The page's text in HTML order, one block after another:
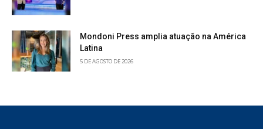
Mondoni Press amplia atuação na América
Latina
5 DE AGOSTO DE 2026